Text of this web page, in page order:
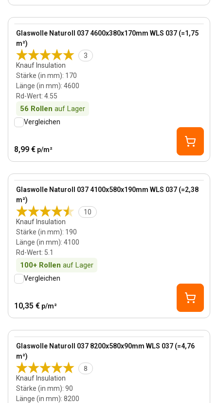
Glaswolle Naturoll 037 4600x380x170mm WLS 037 (=1,75
m²)
3
Knauf Insulation
Stärke (in mm): 170
Länge (in mm): 4600
Rd-Wert: 4.55
56 Rollen auf Lager
View product
Vergleichen
8,99 € p/m²
Glaswolle Naturoll 037 4100x580x190mm WLS 037 (=2,38
m²)
10
Knauf Insulation
Stärke (in mm): 190
Länge (in mm): 4100
Rd-Wert: 5.1
100+ Rollen auf Lager
View product
Vergleichen
10,35 € p/m²
Glaswolle Naturoll 037 8200x580x90mm WLS 037 (=4,76
m²)
8
Knauf Insulation
Stärke (in mm): 90
Länge (in mm): 8200
View product